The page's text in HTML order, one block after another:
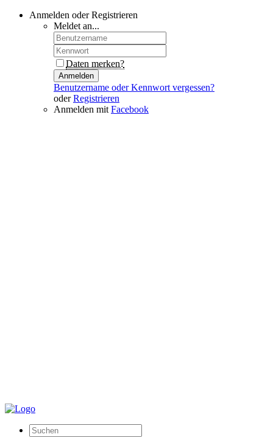
Anmelden oder Registrieren
Meldet an...
Daten merken?
Anmelden
Benutzername oder Kennwort vergessen?
oderRegistrieren
Anmelden mit Facebook